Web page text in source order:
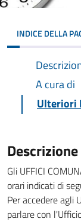
INDICE DELLA
A cura di
Ulteriori
Descrizione
Gli UFFICI
orari indicati di
Per accedere agli
parlare con